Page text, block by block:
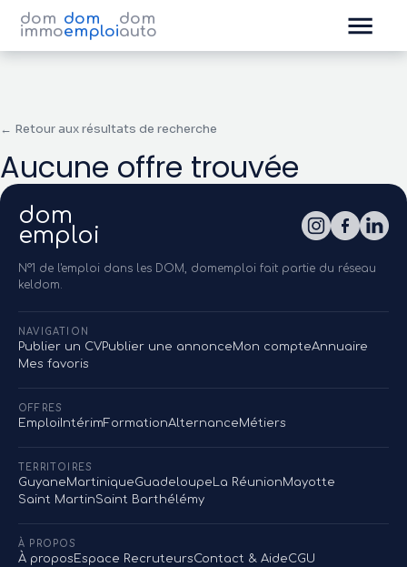
dom
immo
dom
emploi
dom
auto
← Retour aux résultats de recherche
Aucune offre trouvée
dom
emploi
N°1 de l'emploi dans les DOM, domemploi fait partie du réseau
keldom.
NAVIGATION
Publier un CVPublier une annonceMon compteAnnuaire
Mes favoris
OFFRES
EmploiIntérimFormationAlternanceMétiers
TERRITOIRES
GuyaneMartiniqueGuadeloupe La RéunionMayotte
Saint MartinSaint Barthélémy
À PROPOS
À propos Espace RecruteursContact & AideCGU